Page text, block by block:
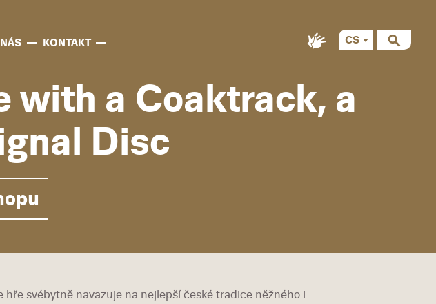
KONTAKT
CS
with a Coaktrack, a
Disc
svébytně navazuje na nejlepší české tradice něžného i